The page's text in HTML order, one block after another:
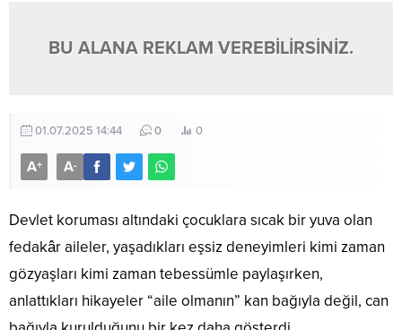
BU ALANA REKLAM VEREBİLİRSİNİZ.
01.07.2025 14:44 0 0
A+ A-
Devlet koruması altındaki çocuklara sıcak bir yuva olan
fedakâr aileler, yaşadıkları eşsiz deneyimleri kimi zaman
gözyaşları kimi zaman tebessümle paylaşırken,
anlattıkları hikayeler “aile olmanın” kan bağıyla değil, can